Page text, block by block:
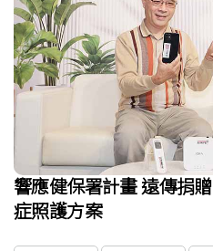
響應健保署計畫 遠傳捐
症照護方案